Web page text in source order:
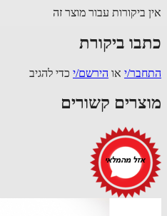
ביקורות עבור מוצר זה
ביקורת
יאוהירשם/יכדי להגיב
קשורים